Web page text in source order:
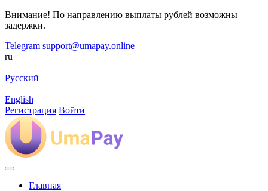
Внимание! По направлению выплаты рублей возможны
задержки.
Telegram support@umapay.online
ru
Русский
English
Регистрация Войти
Главная